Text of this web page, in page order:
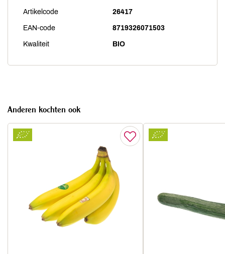
Artikelcode 26417
EAN-code 8719326071503
Kwaliteit BIO
Anderen kochten ook